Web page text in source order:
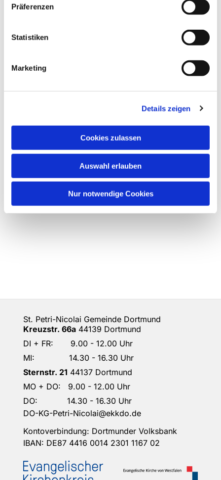
Präferenzen
Statistiken
Marketing
Details zeigen
Cookies zulassen
Auswahl erlauben
Nur notwendige Cookies
Dies könnte Sie auch
St. Petri-Nicolai Gemeinde Dortmund
Kreuzstr. 66a 44139 Dortmund
DI + FR: 9.00 - 12.00 Uhr
MI: 14.30 - 16.30 Uhr
Sternstr. 21 44137 Dortmund
MO + DO: 9.00 - 12.00 Uhr
DO: 14.30 - 16.30 Uhr
DO-KG-Petri-Nicolai@ekkdo.de
Kontoverbindung: Dortmunder Volksbank
IBAN: DE87 4416 0014 2301 1167 02